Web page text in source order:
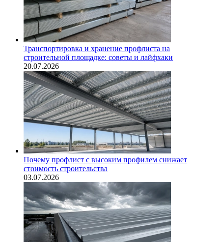
Транспортировка и хранение профлиста на
строительной площадке: советы и лайфхаки
20.07.2026
Почему профлист с высоким профилем снижает
стоимость строительства
03.07.2026